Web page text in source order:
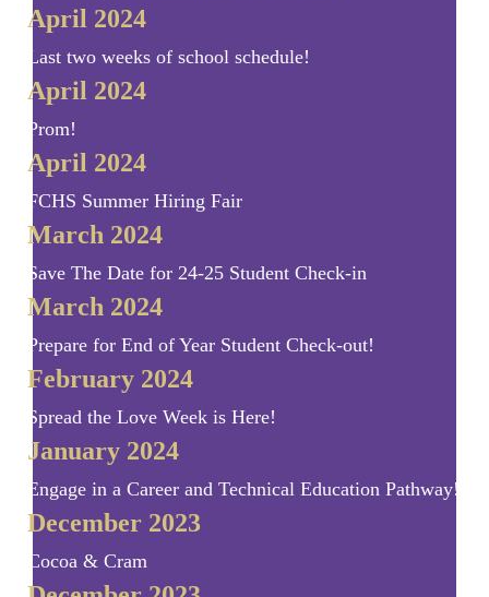
April 2024
Last two weeks of school schedule!
April 2024
Prom!
April 2024
FCHS Summer Hiring Fair
March 2024
Save The Date for 24-25 Student Check-in
March 2024
Prepare for End of Year Student Check-out!
February 2024
Spread the Love Week is Here!
January 2024
Engage in a Career and Technical Education Pathway!
December 2023
Cocoa & Cram